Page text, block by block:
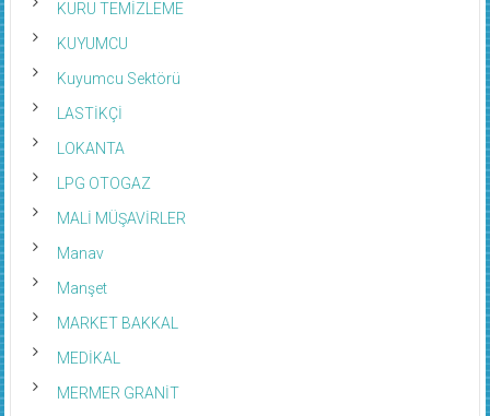
KURU TEMİZLEME
KUYUMCU
Kuyumcu Sektörü
LASTİKÇİ
LOKANTA
LPG OTOGAZ
MALİ MÜŞAVİRLER
Manav
Manşet
MARKET BAKKAL
MEDİKAL
MERMER GRANİT